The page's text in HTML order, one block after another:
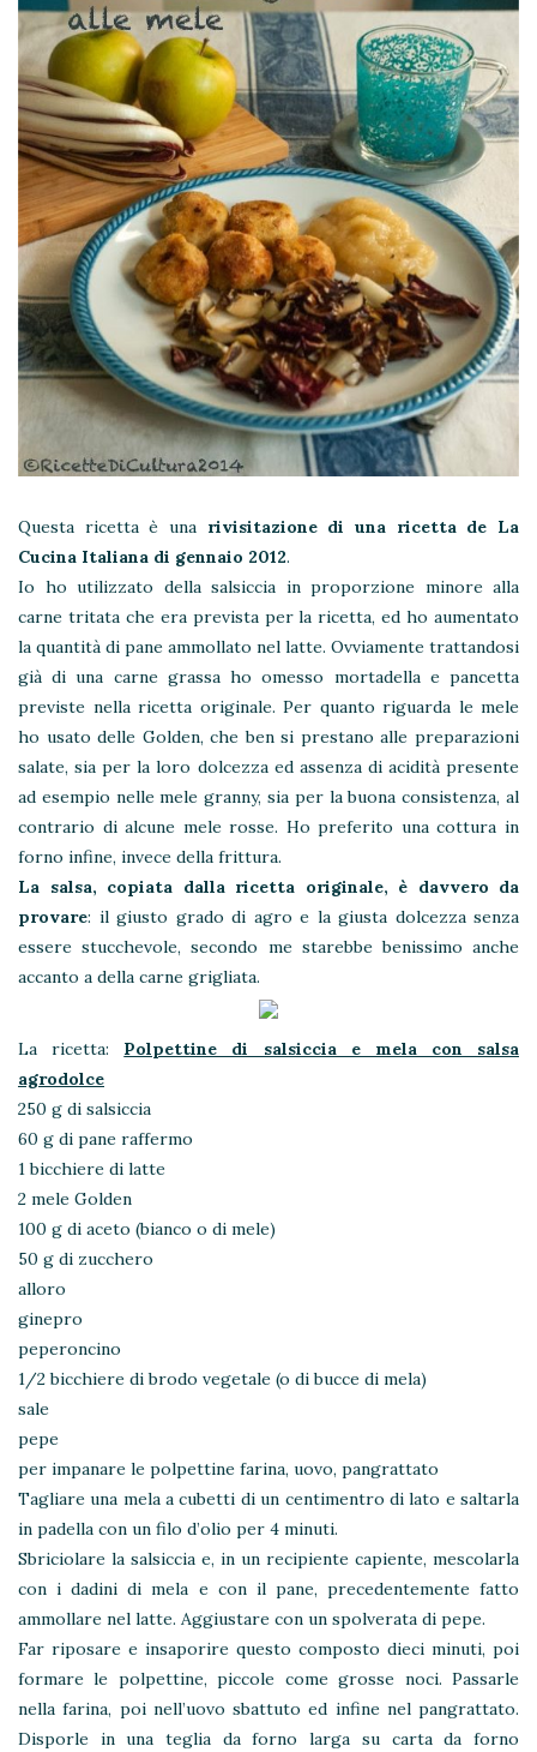
Questa ricetta è una rivisitazione di una ricetta de La
Cucina Italiana di gennaio 2012.
Io ho utilizzato della salsiccia in proporzione minore alla
carne tritata che era prevista per la ricetta, ed ho aumentato
la quantità di pane ammollato nel latte. Ovviamente trattandosi
già di una carne grassa ho omesso mortadella e pancetta
previste nella ricetta originale. Per quanto riguarda le mele
ho usato delle Golden, che ben si prestano alle preparazioni
salate, sia per la loro dolcezza ed assenza di acidità presente
ad esempio nelle mele granny, sia per la buona consistenza, al
contrario di alcune mele rosse. Ho preferito una cottura in
forno infine, invece della frittura.
La salsa, copiata dalla ricetta originale, è davvero da
provare: il giusto grado di agro e la giusta dolcezza senza
essere stucchevole, secondo me starebbe benissimo anche
accanto a della carne grigliata.
La ricetta: Polpettine di salsiccia e mela con salsa
agrodolce
250 g di salsiccia
60 g di pane raffermo
1 bicchiere di latte
2 mele Golden
100 g di aceto (bianco o di mele)
50 g di zucchero
alloro
ginepro
peperoncino
1/2 bicchiere di brodo vegetale (o di bucce di mela)
sale
pepe
per impanare le polpettine farina, uovo, pangrattato
Tagliare una mela a cubetti di un centimentro di lato e saltarla
in padella con un filo d’olio per 4 minuti.
Sbriciolare la salsiccia e, in un recipiente capiente, mescolarla
con i dadini di mela e con il pane, precedentemente fatto
ammollare nel latte. Aggiustare con un spolverata di pepe.
Far riposare e insaporire questo composto dieci minuti, poi
formare le polpettine, piccole come grosse noci. Passarle
nella farina, poi nell’uovo sbattuto ed infine nel pangrattato.
Disporle in una teglia da forno larga su carta da forno